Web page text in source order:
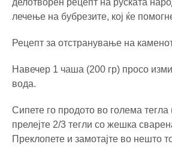
лечење на бубрезите, кој ќе
Рецепт за отстранување на
Навечер 1 чаша (200 гр) просо
вода.
Сипете го продото во голема тегла
прелејте 2/3 тегли со жешка
Преклопете и замотајте во нешто